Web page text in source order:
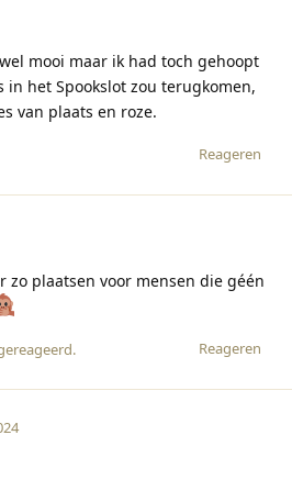
mooi maar ik had toch gehoopt
in het Spookslot zou terugkomen,
van plaats en roze.
Reageren
zo plaatsen voor mensen die géén
Reageren
.